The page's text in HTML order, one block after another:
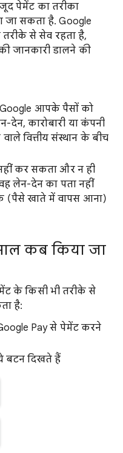
पेमेंट का तरीका
सकता है. Google
तरीके से सेव रहता है,
जानकारी डालने की
आपके पैसों को
देन, कारोबारी या कंपनी
वित्तीय संस्थान के बीच
कर सकता और न ही
लेन-देन का पता नहीं
(पैसे खाते में वापस आना)
कब किया जा
के किसी भी तरीके से
है:
Pay से पेमेंट करने
दिखते हैं